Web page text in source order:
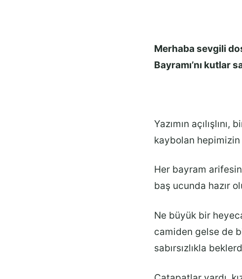
Merhaba sevgili
Bayramı’nı kutlar
Yazımın
kaybolan hepimizin
Her bayram
baş ucunda hazır
Ne büyük bir
camiden gelse de
sabırsızlıkla